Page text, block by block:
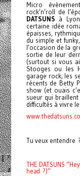
Micro
rock’n’roll de
DATSUNS à
certaine idée
épaisses,
du simple et
l’occasion de la
sortie de leur
(surtout si vous
Stooges ou les
garage rock, les
récents de Betty
show (et ouais
sueur qui
difficultés à vivre
Tu veux entendre ?
THE DATSUNS
head ?)’’